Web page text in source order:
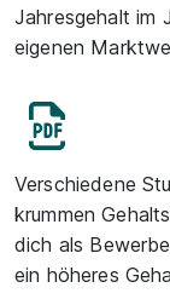
Jahresgehalt im
eigenen
Verschiedene
krummen
dich als
ein höheres